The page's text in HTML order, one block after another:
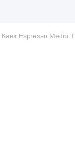
Кава Espresso Medio 1